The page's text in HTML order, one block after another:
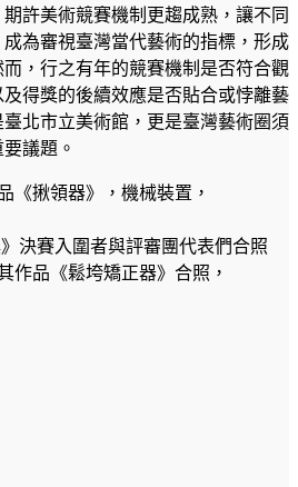
許美術競賽機制更趨成熟，讓不同
為審視臺灣當代藝術的指標，形成
，行之有年的競賽機制是否符合觀
得獎的後續效應是否貼合或悖離藝
北市立美術館，更是臺灣藝術圈須
議題。
《揪領器》，機械裝置，
決賽入圍者與評審團代表們合照
作品《鬆垮矯正器》合照，